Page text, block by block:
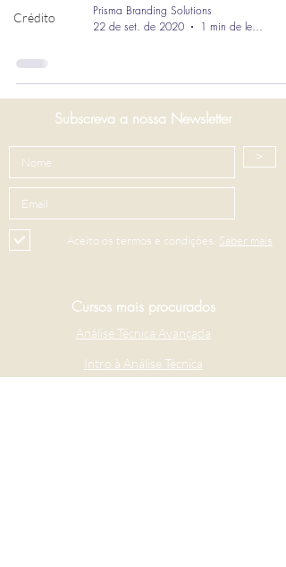
Crédito
Prisma Branding Solutions
22 de set. de 2020
1 min de leitura
Subscreva a nossa Newsletter
>
Aceito os termos e condições. Saber mais
Cursos mais procurados
Análise Técnica Avançada
Intro à Análise Técnica